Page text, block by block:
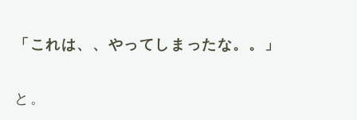
「これは、、やってしまったな。。」
と。